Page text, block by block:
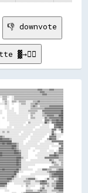
👎 downvote
▓→✊🏽
░░▓▓░░▒▒░░▒▒████
██▓▓▓▓▓▓▓▓▓▓▓▓▓▓▓▓▓▓██████▓▓▓▓▓▓██▓▓▒▒░░▓▓████▒▒▓▓▒▒▒▒  ░░▒▒██▓▓░░░░░░▒▒▒▒░░░░░░░░        ░░░░░░░░░░  ░░░░▓▓▓▓██▓▓▓▓▓▓▓▓▓▓▓▓▓▓▓▓▓▓▓▓▓▓▓▓▒▒░░░░░░░░░░▒▒▒▒▒▒░░░░▒▒▒▒▓▓██▓▓░░░░░░▒▒▓▓████
████▓▓██▓▓▓▓▓▓▓▓▓▓██▓▓██▓▓▓▓▓▓▓▓▒▒░░    ▒▒▓▓▓▓▒▒▒▒██░░  ▓▓██▓▓▒▒░░░░░░▒▒▒▒          ░░  ░░░░░░░░░░░░░░░░░░░░▒▒▓▓▓▓██▓▓▓▓▓▓▓▓▓▓▓▓██████░░    ░░░░░░░░░░▒▒▒▒░░░░░░░░▓▓▓▓▓▓▒▒░░▒▒▒▒██████
██▓▓▓▓▓▓▓▓▓▓██▓▓██████▓▓▓▓▒▒▒▒░░▒▒▒▒    ▒▒▒▒▒▒▒▒██▓▓░░▓▓▓▓▓▓▒▒░░▒▒▒▒▒▒▒▒░░      ░░░░░░░░░░░░    ░░░░░░░░░░░░░░░░▓▓▓▓████▓▓████▓▓▓▓▓▓▒▒            ░░  ▒▒░░░░░░    ░░▒▒░░▒▒░░▒▒▒▒██████
▓▓▓▓▓▓██████████▓▓▒▒▓▓██▓▓▒▒▒▒▒▒▒▒▓▓░░░░▓▓████▓▓████▓▓▒▒░░▒▒▒▒░░▒▒▒▒▒▒▒▒▒▒▒▒▒▒▒▒░░          ░░░░░░░░░░░░░░░░  ░░░░░░▓▓▓▓▓▓▓▓▓▓▒▒░░░░░░                ░░░░        ▒▒▓▓░░░░░░░░▓▓██████
▓▓▓▓▓▓██████▓▓▒▒▒▒░░░░▒▒▒▒▒▒▒▒▓▓░░▒▒░░▒▒▒▒▒▒██▓▓████▓▓▒▒▒▒▓▓▓▓▒▒▒▒▒▒▒▒▒▒▒▒▒▒▒▒▒▒        ░░░░░░░░░░░░░░░░      ░░    ░░░░░░░░░░      ░░░░              ▒▒▒▒▒▒░░░░▒▒▓▓▒▒▒▒░░░░▒▒▒▒▒▒▓▓▓▓
██████████▓▓▓▓▒▒▒▒▒▒░░▒▒▒▒▓▓▒▒▒▒▒▒▒▒░░▒▒▒▒▒▒▒▒▓▓▓▓▓▓▒▒▒▒░░▒▒██▒▒░░░░░░▒▒▒▒▒▒▒▒░░  ░░░░░░▓▓░░░░░░    ░░        ░░                          ░░░░    ░░▒▒▓▓▓▓▓▓▓▓▓▓▓▓▒▒▒▒▒▒░░░░░░░░▒▒▒▒▒▒
██████████▓▓▒▒▒▒▒▒░░▒▒▒▒▒▒▒▒▓▓▒▒░░░░▒▒▒▒▒▒▒▒▒▒▒▒▒▒▓▓▒▒▒▒░░▓▓▓▓▓▓▒▒░░▒▒▒▒▒▒▒▒▒▒▒▒▒▒▒▒▓▓██░░░░░░    ░░      ░░  ░░    ░░                    ░░██████████▓▓████▓▓▒▒████▓▓▒▒▒▒░░░░▒▒▒▒▒▒▒▒
██████████▓▓▒▒▒▒▒▒▒▒░░░░  ░░░░▓▓░░░░▒▒░░░░▒▒▒▒▒▒▒▒▒▒▒▒▒▒▓▓▓▓▒▒░░▓▓▒▒░░▒▒▒▒▒▒▒▒▒▒▒▒▓▓▓▓░░  ░░    ░░      ░░▒▒░░░░                          ░░██████████▓▓████▒▒░░▓▓▓▓▓▓▓▓▒▒▒▒▒▒▒▒▒▒▒▒▒▒
██████████▓▓▒▒▒▒▓▓▓▓░░░░  ▒▒░░▒▒▒▒░░  ░░▒▒░░░░▒▒▒▒▒▒██▓▓▓▓▓▓██████████▓▓▒▒▒▒▒▒▓▓▓▓▓▓▓▓        ░░      ░░▒▒░░░░░░  ░░    ░░            ░░░░░░██████████▓▓██▓▓░░░░▒▒▒▒▒▒▒▒▒▒▒▒▒▒▒▒▒▒▒▒▒▒
████████▓▓▒▒▓▓████▓▓░░░░▒▒████▓▓▒▒▒▒░░▒▒░░░░▒▒▒▒▒▒░░░░▒▒▓▓████████████▒▒▒▒▒▒▒▒▓▓████        ░░      ░░▒▒▒▒░░░░    ░░                ░░▒▒░░░░██████████▓▓▒▒░░░░░░▓▓▓▓████▓▓▒▒▒▒▒▒▒▒▒▒▒▒
████████████████▓▓▓▓░░░░░░▓▓▓▓▒▒░░▒▒▒▒▒▒▒▒░░░░▒▒▒▒▒▒▒▒▒▒▓▓▓▓▓▓▓▓▓▓▓▓▓▓▒▒▒▒▓▓▓▓▓▓▓▓▓▓    ░░          ██▓▓░░░░    ░░            ░░░░░░░░██▓▓▒▒▓▓██████▓▓▒▒░░░░▒▒▒▒▓▓████████▓▓▒▒▓▓▒▒▒▒▒▒
██████████████░░░░▓▓▒▒░░░░░░░░▒▒▒▒▒▒▒▒▒▒▒▒▒▒░░▒▒▒▒▓▓▒▒░░▒▒▒▒▒▒▒▒▒▒▒▒▒▒▒▒▒▒▓▓▓▓▓▓▓▓▓▓  ▒▒▓▓▒▒░░░░▒▒████░░░░                    ░░██▒▒▒▒██▓▓▒▒▓▓▓▓██▓▓▓▓▒▒▒▒▒▒▒▒▒▒▓▓████████▓▓▓▓▒▒▓▓▒▒▒▒
██████████▓▓░░░░▒▒▒▒▒▒▓▓▓▓▒▒░░▒▒▒▒░░▒▒▒▒▒▒░░▒▒░░▓▓████▓▓▒▒▒▒▒▒▒▒▓▓▒▒▒▒▓▓▒▒▒▒▒▒▒▒▓▓▓▓▓▓██████▓▓▓▓████▒▒░░      ░░                ██▓▓▓▓██▓▓▒▒▓▓▓▓▓▓▓▓▓▓▓▓▓▓▒▒░░▒▒██████████▓▓▓▓▒▒▓▓▒▒██
▓▓▓▓▓▓████░░░░░░░░▒▒▒▒▒▒▒▒▒▒░░▒▒▒▒▒▒▒▒▓▓▒▒▒▒▒▒▒▒▒▒▓▓████▒▒░░▒▒▒▒▒▒▒▒▒▒▓▓▓▓▒▒▓▓▓▓▓▓▓▓██▓▓██▓▓████████░░      ░░░░      ░░    ░░▒▒████▒▒▓▓▓▓▓▓▓▓▓▓▓▓▓▓▓▓▓▓▒▒░░▒▒▒▒██████████████▓▓▓▓▓▓▒▒
▓▓████████▒▒░░░░░░▒▒▒▒▒▒░░░░▒▒▓▓▒▒▒▒▓▓▓▓▒▒▒▒▒▒▒▒▒▒▓▓████▓▓▒▒▒▒▒▒▒▒▒▒▒▒▒▒▒▒▓▓████▓▓▓▓▒▒▓▓▓▓▓▓▓▓██████      ░░░░░░      ▓▓░░    ██████████████▓▓▓▓▓▓▓▓▓▓▓▓▒▒▒▒▓▓▓▓██████████████▒▒▓▓▒▒▓▓
▓▓██████████░░  ░░░░▒▒▒▒▒▒▒▒▒▒▓▓▒▒▓▓▓▓▓▓▓▓▒▒▒▒▒▒▒▒██████▒▒▒▒░░▒▒▓▓▒▒▒▒▒▒▒▒▓▓████▓▓▓▓▓▓▓▓▓▓▓▓████▓▓▓▓  ░░▒▒░░  ██░░  ▒▒